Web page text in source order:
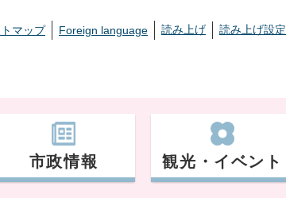
マップ Foreign language 読み上げ 読み上げ設定
市政情報 観光・イベント